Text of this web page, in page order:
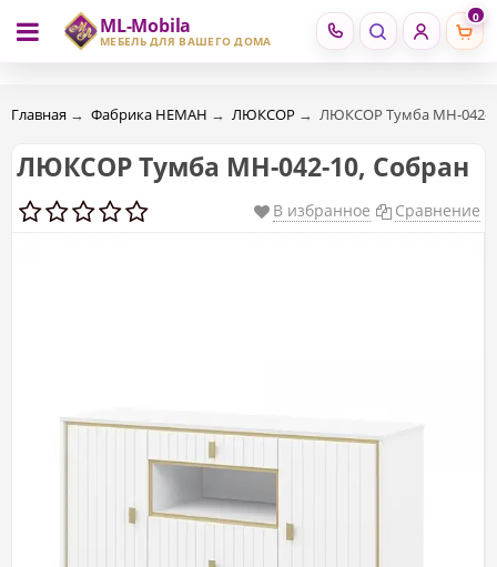
ML-Mobila
МЕБЕЛЬ ДЛЯ ВАШЕГО ДОМА
0
RU RO
Главная → Фабрика НЕМАН → ЛЮКСОР → ЛЮКСОР Тумба МН-042-
ЛЮКСОР Тумба МН-042-10, Собран
В избранное Сравнение